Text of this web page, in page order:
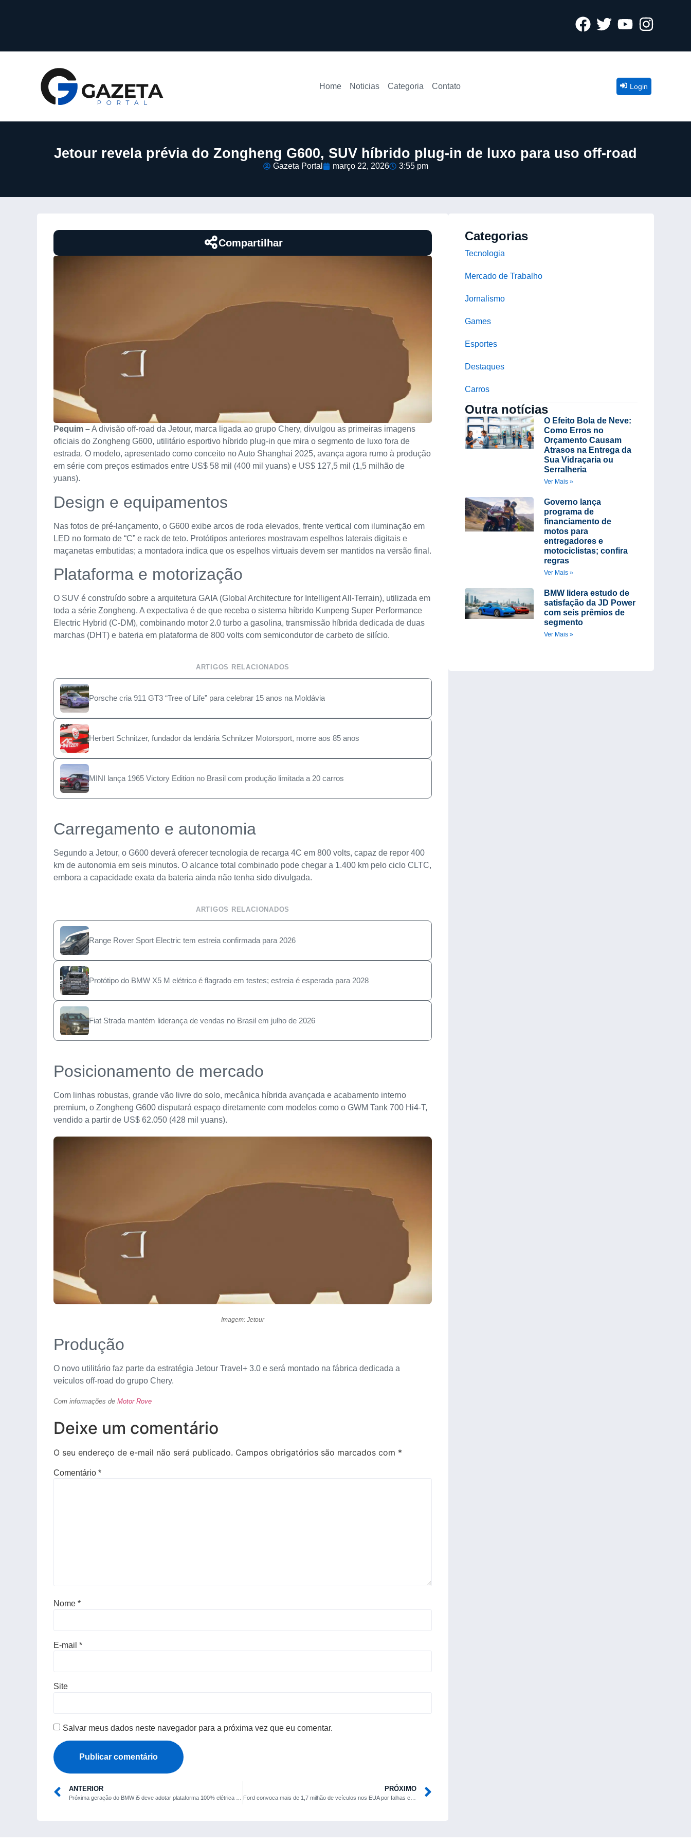
Home Noticias Categoria Contato Login
Jetour revela prévia do Zongheng G600, SUV híbrido plug-in de luxo para uso off-road
Gazeta Portal março 22, 2026 3:55 pm
Compartilhar
Pequim –A divisão off-road da Jetour, marca ligada ao grupo Chery, divulgou as primeiras imagens
oficiais do Zongheng G600, utilitário esportivo híbrido plug-in que mira o segmento de luxo fora de
estrada. O modelo, apresentado como conceito no Auto Shanghai 2025, avança agora rumo à produção
em série com preços estimados entre US$ 58 mil (400 mil yuans) e US$ 127,5 mil (1,5 milhão de
yuans).
Design e equipamentos
Nas fotos de pré-lançamento, o G600 exibe arcos de roda elevados, frente vertical com iluminação em
LED no formato de “C” e rack de teto. Protótipos anteriores mostravam espelhos laterais digitais e
maçanetas embutidas; a montadora indica que os espelhos virtuais devem ser mantidos na versão final.
Plataforma e motorização
O SUV é construído sobre a arquitetura GAIA (Global Architecture for Intelligent All-Terrain), utilizada em
toda a série Zongheng. A expectativa é de que receba o sistema híbrido Kunpeng Super Performance
Electric Hybrid (C-DM), combinando motor 2.0 turbo a gasolina, transmissão híbrida dedicada de duas
marchas (DHT) e bateria em plataforma de 800 volts com semicondutor de carbeto de silício.
ARTIGOS RELACIONADOS
Porsche cria 911 GT3 “Tree of Life” para celebrar 15 anos na Moldávia
Herbert Schnitzer, fundador da lendária Schnitzer Motorsport, morre aos 85 anos
MINI lança 1965 Victory Edition no Brasil com produção limitada a 20 carros
Carregamento e autonomia
Segundo a Jetour, o G600 deverá oferecer tecnologia de recarga 4C em 800 volts, capaz de repor 400
km de autonomia em seis minutos. O alcance total combinado pode chegar a 1.400 km pelo ciclo CLTC,
embora a capacidade exata da bateria ainda não tenha sido divulgada.
ARTIGOS RELACIONADOS
Range Rover Sport Electric tem estreia confirmada para 2026
Protótipo do BMW X5 M elétrico é flagrado em testes; estreia é esperada para 2028
Fiat Strada mantém liderança de vendas no Brasil em julho de 2026
Posicionamento de mercado
Com linhas robustas, grande vão livre do solo, mecânica híbrida avançada e acabamento interno
premium, o Zongheng G600 disputará espaço diretamente com modelos como o GWM Tank 700 Hi4-T,
vendido a partir de US$ 62.050 (428 mil yuans).
Imagem: Jetour
Produção
O novo utilitário faz parte da estratégia Jetour Travel+ 3.0 e será montado na fábrica dedicada a
veículos off-road do grupo Chery.
Com informações de Motor Rove
Deixe um comentário
O seu endereço de e-mail não será publicado. Campos obrigatórios são marcados com *
Comentário *
Nome *
E-mail *
Site
Salvar meus dados neste navegador para a próxima vez que eu comentar.
ANTERIOR PRÓXIMO
Ford convoca mais de 1,7 milhão de veículos nos EUA por falhas em câmera de ré e tela central
Categorias
Tecnologia
Mercado de Trabalho
Jornalismo
Games
Esportes
Destaques
Carros
Outra notícias
O Efeito Bola de Neve:
Como Erros no
Orçamento Causam
Atrasos na Entrega da
Sua Vidraçaria ou
Serralheria
Ver Mais »
Governo lança
programa de
financiamento de
motos para
entregadores e
motociclistas; confira
regras
Ver Mais »
BMW lidera estudo de
satisfação da JD Power
com seis prêmios de
segmento
Ver Mais »